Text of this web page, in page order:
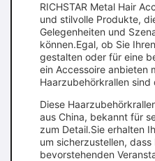
RICHSTAR Metal Hair
und stilvolle Produkte,
Gelegenheiten und
können.Egal, ob Sie
gestalten oder für eine
ein Accessoire anbieten
Haarzubehörkrallen sind
Diese
aus China, bekannt für
zum Detail.Sie erhalten
um sicherzustellen,
bevorstehenden